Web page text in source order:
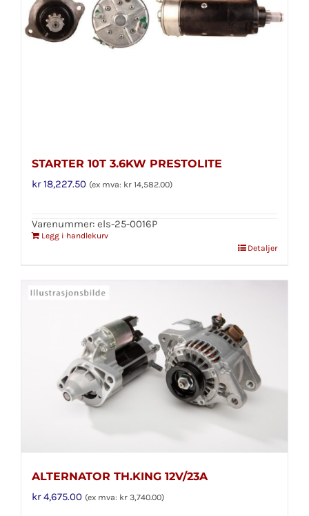
STARTER 10T 3.6KW PRESTOLITE
kr18,227.50 (ex mva: kr 14,582.00)
Varenummer: els-25-0016P
Legg i handlekurv
Detaljer
ALTERNATOR TH.KING 12V/23A
kr4,675.00 (ex mva: kr 3,740.00)